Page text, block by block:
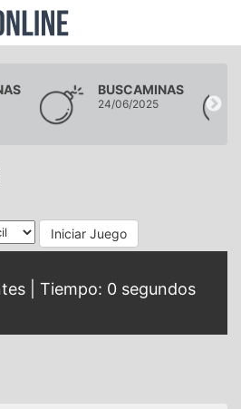
BUSCAMINAS
24/06/2025
Iniciar Juego
| Tiempo: 0segundos